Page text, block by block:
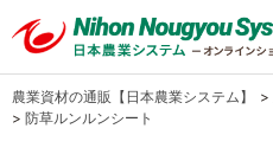
農業資材の通販【日本農業システム】 >
> 防草ルンルンシート